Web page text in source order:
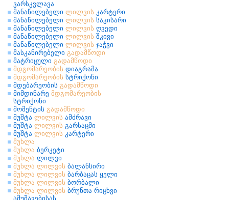
ვარსკვლავა
მანაწილებელი ლილვის კარტერი
მანაწილებელი ლილვის საკისარი
მანაწილებელი ლილვის ღვედი
მანაწილებელი ლილვის შკივი
მანაწილებელი ლილვის ჯაჭვი
მასკანირებელი გადამწოდი
მატრიცული გადამწოდი
მდგომარეობის დიაგრამა
მდგომარეობის სტრიქონი
მდებარეობის გადამწოდი
მიმდინარე მდგომარეობის
სტრიქონი
მომენტის გადამწოდი
მუშტა ლილვის ამძრავი
მუშტა ლილვის გარსაცმი
მუშტა ლილვის კარტერი
მუხლა
მუხლა ბერკეტი
მუხლა ლილვი
მუხლა ლილვის ბალანსირი
მუხლა ლილვის ბარბაცას ყელი
მუხლა ლილვის ბორბალი
მუხლა ლილვის ბრუნთა რიცხვი
ამუშავებისას